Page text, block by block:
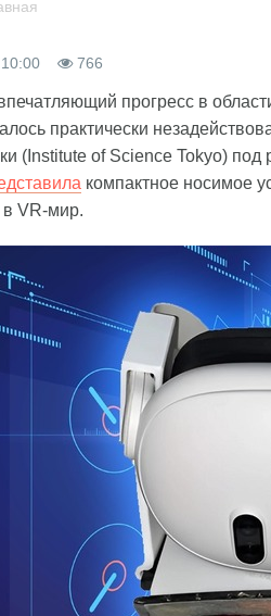
766
прогресс в
практически
(Institute of Science Tokyo)
компактное носимое
VR-мир.